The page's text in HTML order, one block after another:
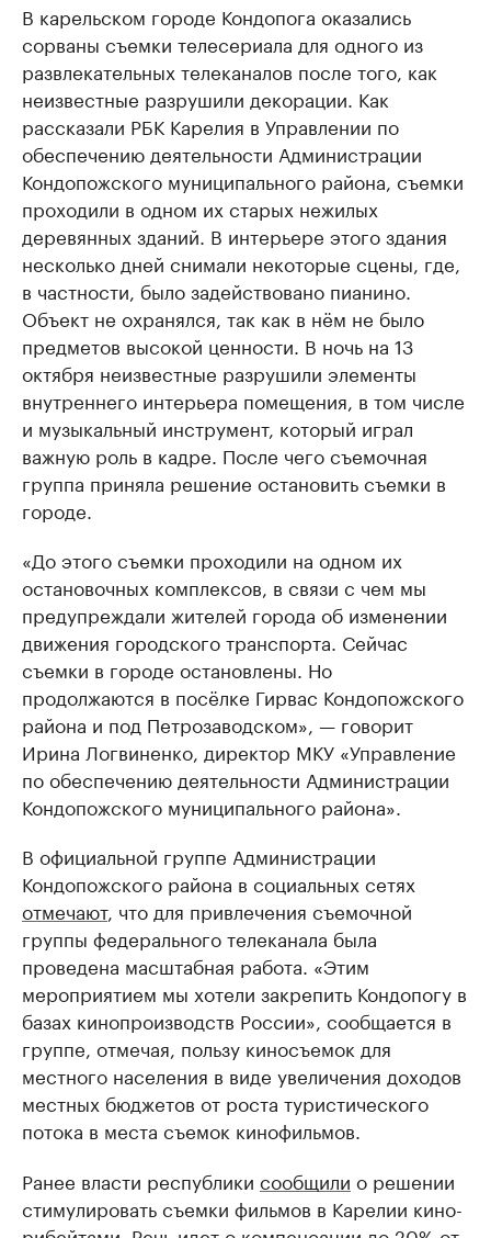
В карельском городе Кондопога оказались
сорваны съемки телесериала для одного из
развлекательных телеканалов после того, как
неизвестные разрушили декорации. Как
рассказали РБК Карелия в Управлении по
обеспечению деятельности Администрации
Кондопожского муниципального района, съемки
проходили в одном их старых нежилых
деревянных зданий. В интерьере этого здания
несколько дней снимали некоторые сцены, где,
в частности, было задействовано пианино.
Объект не охранялся, так как в нём не было
предметов высокой ценности. В ночь на 13
октября неизвестные разрушили элементы
внутреннего интерьера помещения, в том числе
и музыкальный инструмент, который играл
важную роль в кадре. После чего съемочная
группа приняла решение остановить съемки в
городе.
«До этого съемки проходили на одном их
остановочных комплексов, в связи с чем мы
предупреждали жителей города об изменении
движения городского транспорта. Сейчас
съемки в городе остановлены. Но
продолжаются в посёлке Гирвас Кондопожского
района и под Петрозаводском», — говорит
Ирина Логвиненко, директор МКУ «Управление
по обеспечению деятельности Администрации
Кондопожского муниципального района».
В официальной группе Администрации
Кондопожского района в социальных сетях
отмечают, что для привлечения съемочной
группы федерального телеканала была
проведена масштабная работа. «Этим
мероприятием мы хотели закрепить Кондопогу в
базах кинопроизводств России», сообщается в
группе, отмечая, пользу киносъемок для
местного населения в виде увеличения доходов
местных бюджетов от роста туристического
потока в места съемок кинофильмов.
Ранее власти республики сообщили о решении
стимулировать съемки фильмов в Карелии кино-